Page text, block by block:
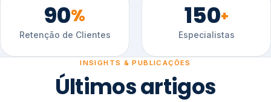
90%
Retenção de Clientes
150+
Especialistas
INSIGHTS & PUBLICAÇÕES
Últimos artigos